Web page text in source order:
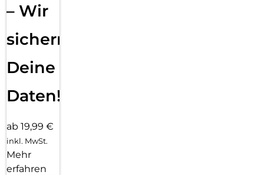
– Wir
sichern
Deine
Daten!
ab 19,99 €
inkl. MwSt.
Mehr
erfahren